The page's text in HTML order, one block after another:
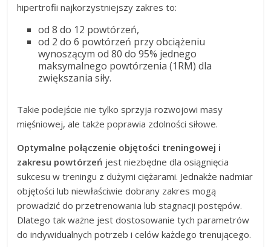
hipertrofii najkorzystniejszy zakres to:
od 8 do 12 powtórzeń,
od 2 do 6 powtórzeń przy obciążeniu
wynoszącym od 80 do 95% jednego
maksymalnego powtórzenia (1RM) dla
zwiększania siły.
Takie podejście nie tylko sprzyja rozwojowi masy
mięśniowej, ale także poprawia zdolności siłowe.
Optymalne połączenie objętości treningowej i
zakresu powtórzeń jest niezbędne dla osiągnięcia
sukcesu w treningu z dużymi ciężarami. Jednakże nadmiar
objętości lub niewłaściwie dobrany zakres mogą
prowadzić do przetrenowania lub stagnacji postępów.
Dlatego tak ważne jest dostosowanie tych parametrów
do indywidualnych potrzeb i celów każdego trenującego.